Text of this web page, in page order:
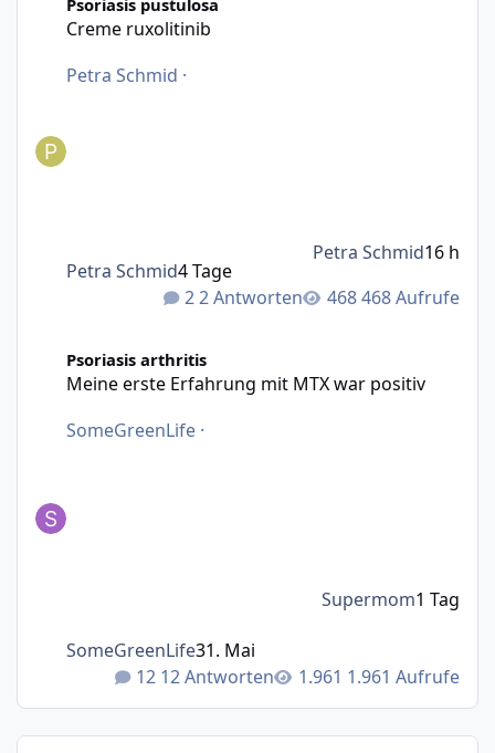
Psoriasis pustulosa
Creme ruxolitinib
Petra Schmid ·
2 Antworten 468 Aufrufe
Petra Schmid4 Tage
Petra Schmid16 h
Psoriasis arthritis
Meine erste Erfahrung mit MTX war positiv
SomeGreenLife ·
12 Antworten 1.961 Aufrufe
SomeGreenLife31. Mai
Supermom1 Tag